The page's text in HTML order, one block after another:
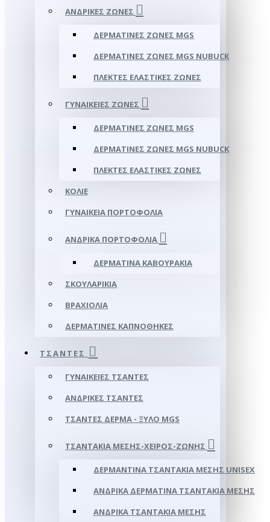
ΑΝΔΡΙΚΈΣ ΖΏΝΕΣ
ΔΕΡΜΆΤΙΝΕΣ ΖΏΝΕΣ MGS
ΔΕΡΜΆΤΙΝΕΣ ΖΏΝΕΣ MGS NUBUCK
ΠΛΕΚΤΈΣ ΕΛΑΣΤΙΚΈΣ ΖΏΝΕΣ
ΓΥΝΑΙΚΕΊΕΣ ΖΏΝΕΣ
ΔΕΡΜΆΤΙΝΕΣ ΖΏΝΕΣ MGS
ΔΕΡΜΆΤΙΝΕΣ ΖΏΝΕΣ MGS NUBUCK
ΠΛΕΚΤΈΣ ΕΛΑΣΤΙΚΈΣ ΖΏΝΕΣ
ΚΟΛΙΈ
ΓΥΝΑΙΚΕΊΑ ΠΟΡΤΟΦΌΛΙΑ
ΑΝΔΡΙΚΆ ΠΟΡΤΟΦΌΛΙΑ
ΔΕΡΜΆΤΙΝΑ ΚΑΒΟΥΡΆΚΙΑ
ΣΚΟΥΛΑΡΊΚΙΑ
ΒΡΑΧΙΌΛΙΑ
ΔΕΡΜΆΤΙΝΕΣ ΚΑΠΝΟΘΉΚΕΣ
ΤΣΆΝΤΕΣ
ΓΥΝΑΙΚΕΊΕΣ ΤΣΆΝΤΕΣ
ΑΝΔΡΙΚΈΣ ΤΣΆΝΤΕΣ
ΤΣΆΝΤΕΣ ΔΈΡΜΑ - ΞΎΛΟ MGS
ΤΣΑΝΤΆΚΙΑ ΜΈΣΗΣ-ΧΕΙΡΌΣ-ΖΏΝΗΣ
ΔΕΡΜΆΝΤΙΝΑ ΤΣΑΝΤΆΚΙΑ ΜΈΣΗΣ UNISEX
ΑΝΔΡΙΚΆ ΔΕΡΜΆΤΙΝΑ ΤΣΑΝΤΆΚΙΑ ΜΈΣΗΣ
ΑΝΔΡΙΚΆ ΤΣΑΝΤΆΚΙΑ ΜΈΣΗΣ